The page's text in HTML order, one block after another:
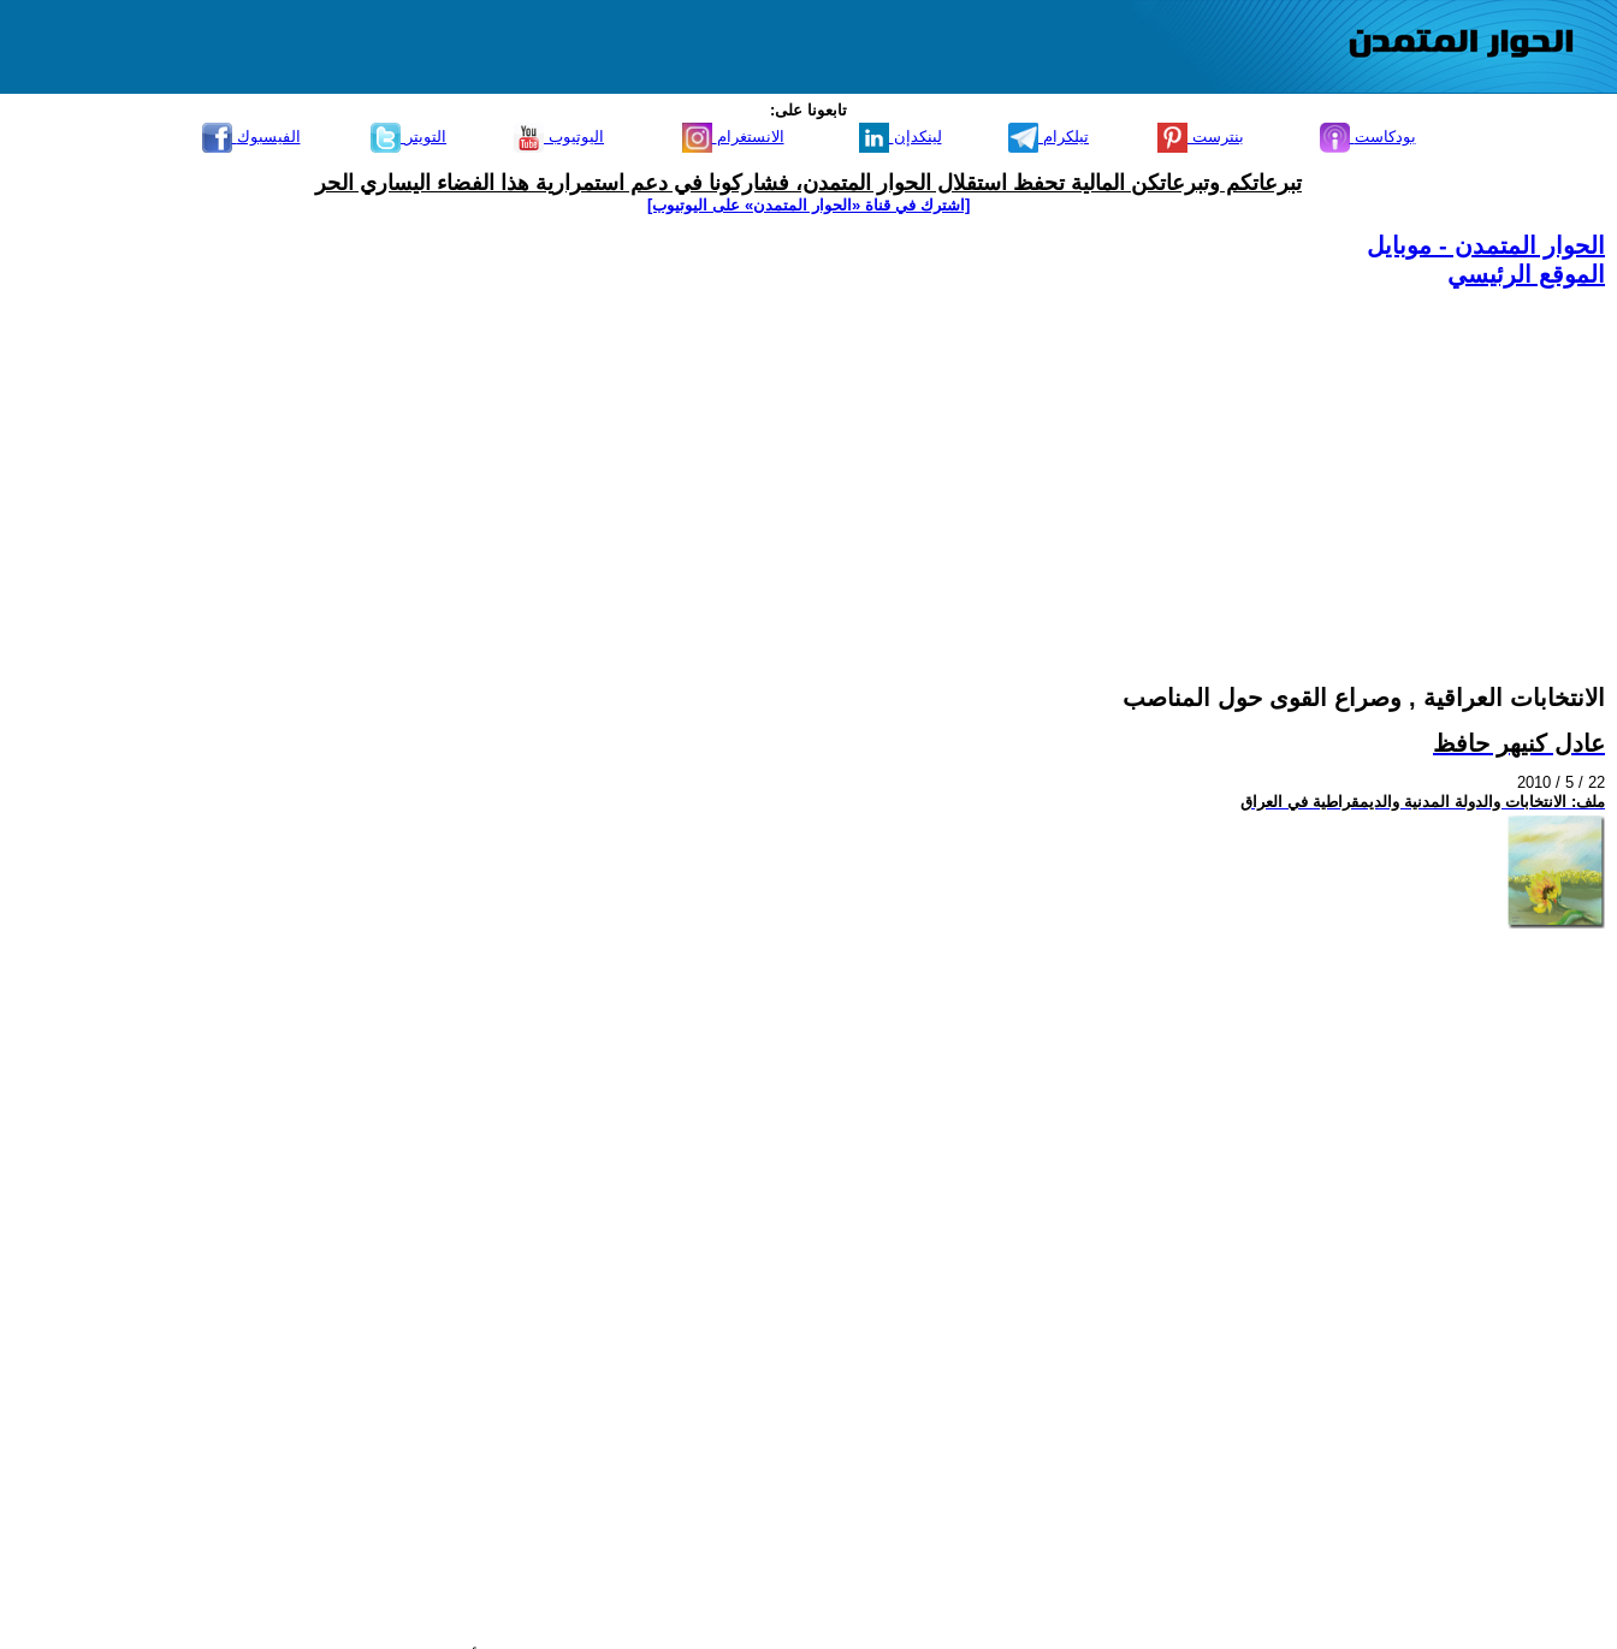
تابعونا على:
الفيسبوك
التويتر اليوتيوب الانستغرام لينكدإن تيلكرام بنترست بودكاست
تبرعاتكم وتبرعاتكن المالية تحفظ استقلال الحوار المتمدن، فشاركونا في دعم استمرارية هذا الفضاء اليساري الحر
[اشترك في قناة ‫«الحوار المتمدن» على اليوتيوب]
الحوار المتمدن - موبايل
الموقع الرئيسي
الانتخابات العراقية , وصراع القوى حول المناصب
عادل كنيهر حافظ
2010 / 5 / 22
ملف: الانتخابات والدولة المدنية والديمقراطية في العراق